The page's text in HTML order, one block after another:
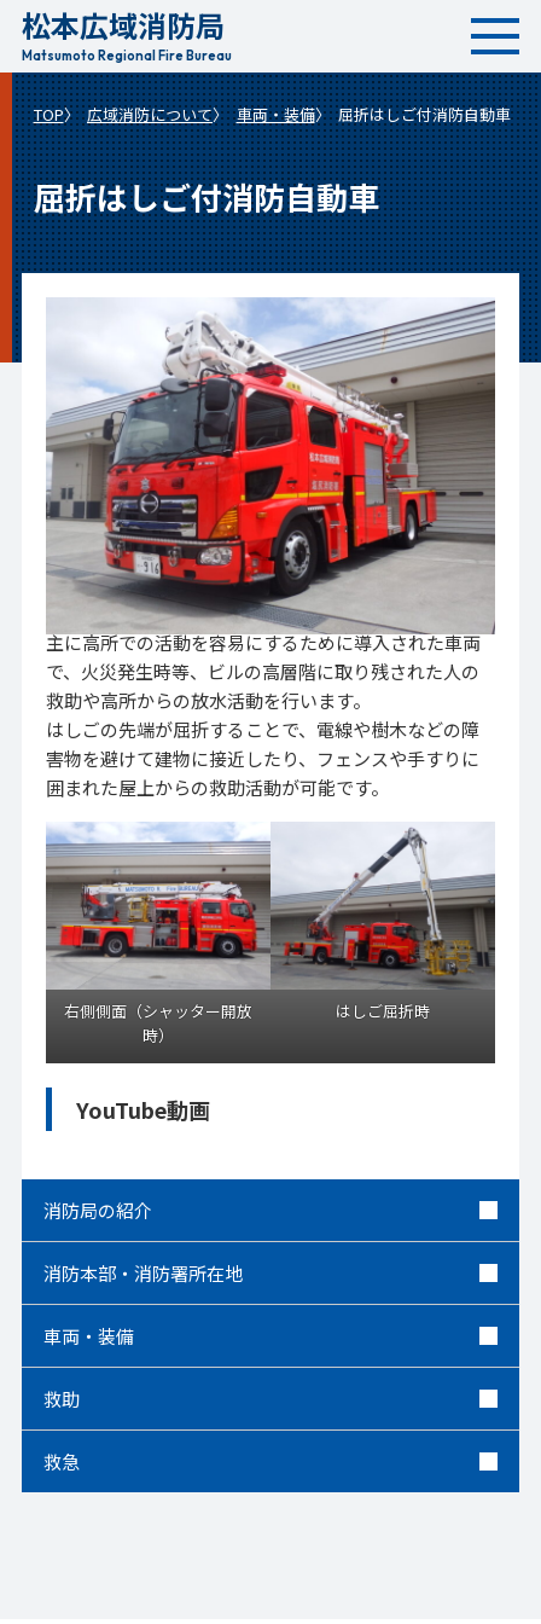
へ
移
動
松本広域消防局
Matsumoto Regional Fire Bureau
TOP 広域消防について 車両・装備 屈折はしご付消防自動車
屈折はしご付消防自動車
主に高所での活動を容易にするために導入された車両
で、火災発生時等、ビルの高層階に取り残された人の
救助や高所からの放水活動を行います。
はしごの先端が屈折することで、電線や樹木などの障
害物を避けて建物に接近したり、フェンスや手すりに
囲まれた屋上からの救助活動が可能です。
右側側面（シャッター開放
時）
はしご屈折時
YouTube動画
消防局の紹介
消防本部・消防署所在地
車両・装備
救助
救急